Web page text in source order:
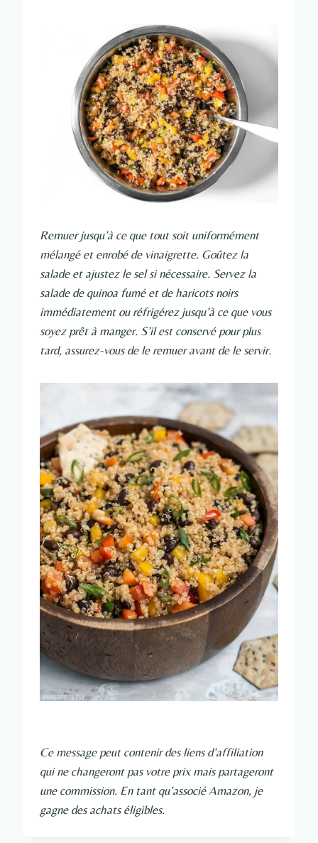
Remuer jusqu’à ce que tout soit uniformément
mélangé et enrobé de vinaigrette. Goûtez la
salade et ajustez le sel si nécessaire. Servez la
salade de quinoa fumé et de haricots noirs
immédiatement ou réfrigérez jusqu’à ce que vous
soyez prêt à manger. S’il est conservé pour plus
tard, assurez-vous de le remuer avant de le servir.
Ce message peut contenir des liens d’affiliation
qui ne changeront pas votre prix mais partageront
une commission. En tant qu’associé Amazon, je
gagne des achats éligibles.